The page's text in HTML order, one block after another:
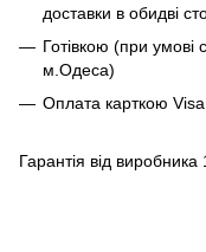
доставки в обидві
Готівкою (при умові
м.Одеса)
Оплата карткою
Гарантія від виробника